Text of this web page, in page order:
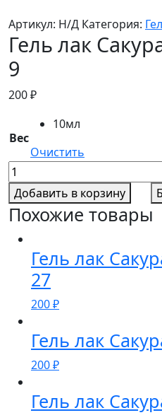
Артикул: Н/Д Категория:
Гель лак
9
200₽
Вес
10мл
Очистить
Количество
товара
Гель
лак
Сакура
номер
Добавить в корзину
Похожие товары
Гель лак
27
200₽
Гель лак
200₽
Гель лак